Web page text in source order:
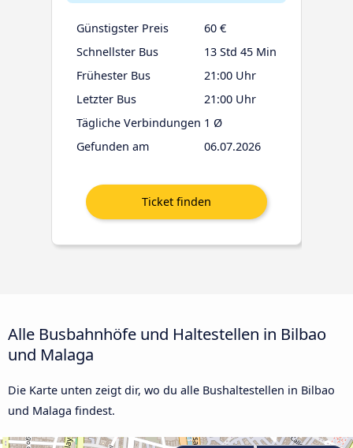
Günstigster Preis
60 €
Schnellster Bus
13 Std 45 Min
Frühester Bus
21:00 Uhr
Letzter Bus
21:00 Uhr
Tägliche Verbindungen 1 Ø
Gefunden am
06.07.2026
Alle Busbahnhöfe und Haltestellen in Bilbao
und Malaga
Die Karte unten zeigt dir, wo du alle Bushaltestellen in Bilbao
und Malaga findest.